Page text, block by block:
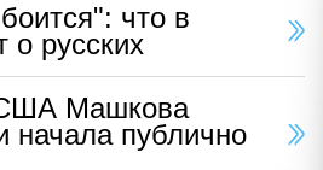
что в
русских
Машкова
начала публично